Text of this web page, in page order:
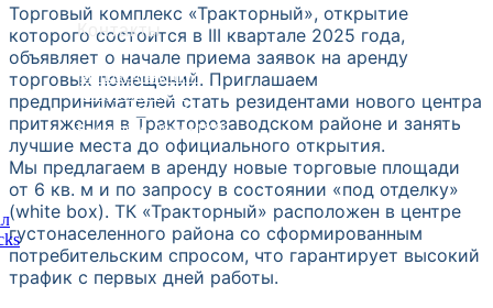
Нажимая кнопку «Отправить заявку», вы
соглашаетесь на
обработку персональных данных и принимаете
Торговый комплекс «Тракторный», открытие
которого состоится в III квартале 2025 года,
объявляет о начале приема заявок на аренду
торговых помещений. Приглашаем
предпринимателей стать резидентами нового центра
притяжения в Тракторозаводском районе и занять
лучшие места до официального открытия.
Мы предлагаем в аренду новые торговые площади
от 6 кв. м и по запросу в состоянии «под отделку»
(white box). ТК «Тракторный» расположен в центре
густонаселенного района со сформированным
потребительским спросом, что гарантирует высокий
трафик с первых дней работы.
Контакты
arenda@traktorniy.ru
info@traktorniy.ru
8 (961) 060-99-89
Ежедневно, 08:00−18:00